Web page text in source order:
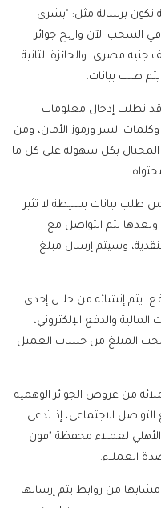
تكون برسالة مثل: "بشرى
السحب الآن واربح جوائز
وعينية قيمة.. الجائزة الأولى 100 ألف جنيه مصري، والجائزة الثانية
قد تطلب إدخال معلومات
السر ورموز الأمان، ومن
بكل سهولة على كل ما
بيانات بسيطة لا تثير
وبعدها يتم التواصل مع
وسيتم إرسال مبلغ
يتم إنشائه من خلال إحدى
والدفع الإلكتروني،
سحب المبلغ من حساب العميل
من عروض الجوائز الوهمية
الاجتماعي، إذ تدعي
لعملاء محفظة "فون
العملاء.
من روابط يتم إرسالها